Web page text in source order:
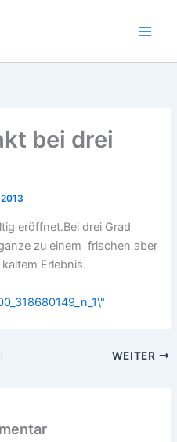
bei drei
eröffnet.Bei drei Grad
zu einem frischen aber
Erlebnis.
WEITER